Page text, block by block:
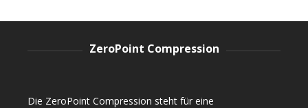
ZeroPoint Compression
Die ZeroPoint Compression steht für eine